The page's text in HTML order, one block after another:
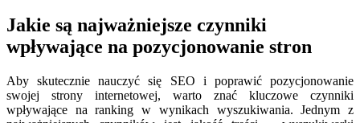
Jakie są najważniejsze czynniki
wpływające na pozycjonowanie stron
Aby skutecznie nauczyć się SEO i poprawić pozycjonowanie
swojej strony internetowej, warto znać kluczowe czynniki
wpływające na ranking w wynikach wyszukiwania. Jednym z